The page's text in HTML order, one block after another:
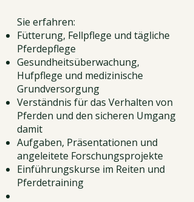
Sie erfahren:
Fütterung, Fellpflege und tägliche
Pferdepflege
Gesundheitsüberwachung,
Hufpflege und medizinische
Grundversorgung
Verständnis für das Verhalten von
Pferden und den sicheren Umgang
damit
Aufgaben, Präsentationen und
angeleitete Forschungsprojekte
Einführungskurse im Reiten und
Pferdetraining